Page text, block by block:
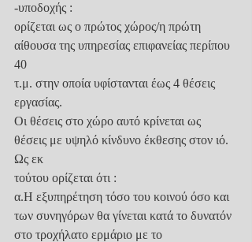
-υποδοχής :
ορίζεται ως ο πρώτος χώρος/η πρώτη
αίθουσα της υπηρεσίας επιφανείας περίπου
40
τ.μ. στην οποία υφίστανται έως 4 θέσεις
εργασίας.
Οι θέσεις στο χώρο αυτό κρίνεται ως
θέσεις με υψηλό κίνδυνο έκθεσης στον ιό.
Ως εκ
τούτου ορίζεται ότι :
α.Η εξυπηρέτηση τόσο του κοινού όσο και
των συνηγόρων θα γίνεται κατά το δυνατόν
στο τροχήλατο ερμάριο με το